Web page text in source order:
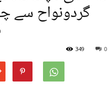
گردونواح سے
0
349